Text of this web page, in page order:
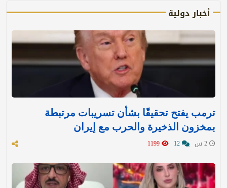
أخبار دولية
ترمب يفتح تحقيقًا بشأن تسريبات مرتبطة
بمخزون الذخيرة والحرب مع إيران